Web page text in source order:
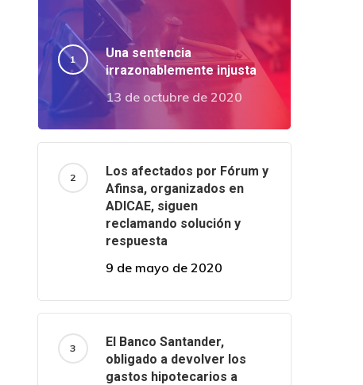
Una sentencia
irrazonablemente injusta
13 de octubre de 2020
Los afectados por Fórum y
Afinsa, organizados en
ADICAE, siguen
reclamando solución y
respuesta
9 de mayo de 2020
El Banco Santander,
obligado a devolver los
gastos hipotecarios a